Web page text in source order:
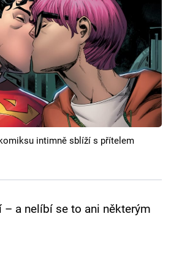
intimně sblíží s přítelem
– a nelíbí se to ani některým